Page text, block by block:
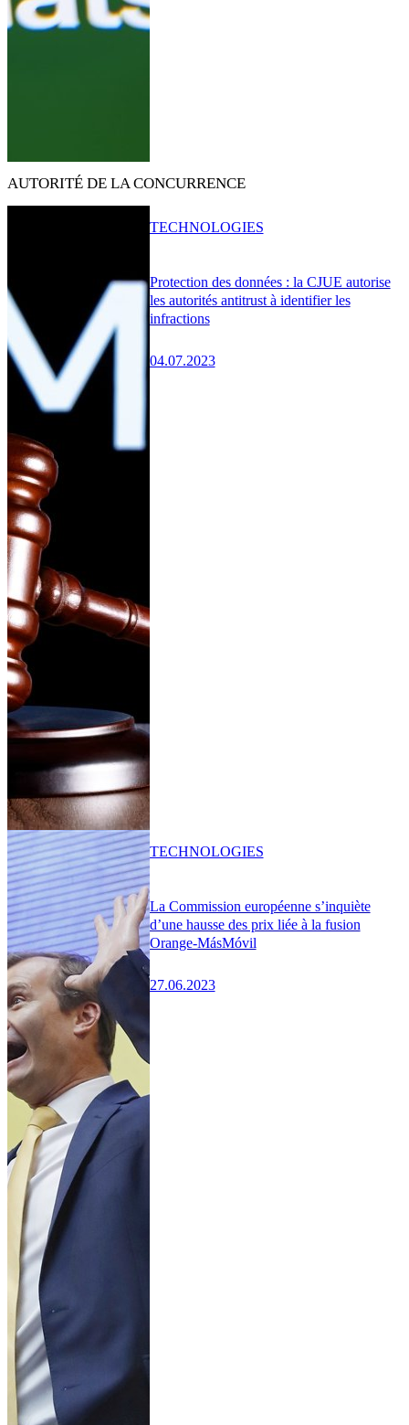
AUTORITÉ DE LA CONCURRENCE
Protection des données : la CJUE autorise
les autorités antitrust à identifier les
infractions
04.07.2023
TECHNOLOGIES
La Commission européenne s’inquiète
d’une hausse des prix liée à la fusion
Orange-MásMóvil
27.06.2023
TECHNOLOGIES